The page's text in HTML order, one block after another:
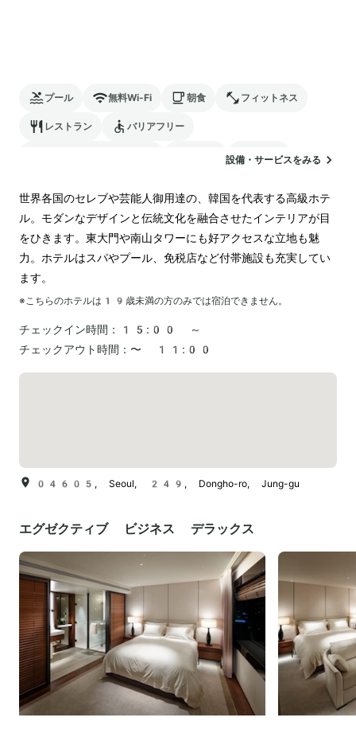
プール 無料Wi-Fi 朝食 フィットネス
レストラン バリアフリー
駐車場
設備・サービスをみる
世界各国のセレブや芸能人御用達の、韓国を代表する高級ホテ
ル。モダンなデザインと伝統文化を融合させたインテリアが目
をひきます。東大門や南山タワーにも好アクセスな立地も魅
力。ホテルはスパやプール、免税店など付帯施設も充実してい
ます。
※こちらのホテルは 19 歳未満の方のみでは宿泊できません。
チェックイン時間：
15:00 ～
チェックアウト時間： 〜 11:00
04605, Seoul, 249, Dongho-ro, Jung-gu
エグゼクティブ ビジネス デラックス